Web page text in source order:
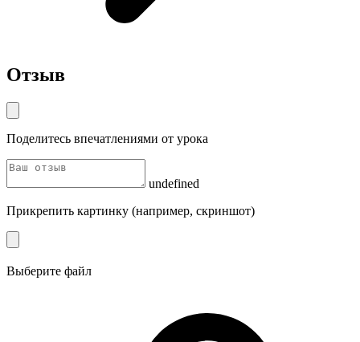
Отзыв
Поделитесь впечатлениями от урока
undefined
Прикрепить картинку (например, скриншот)
Выберите файл